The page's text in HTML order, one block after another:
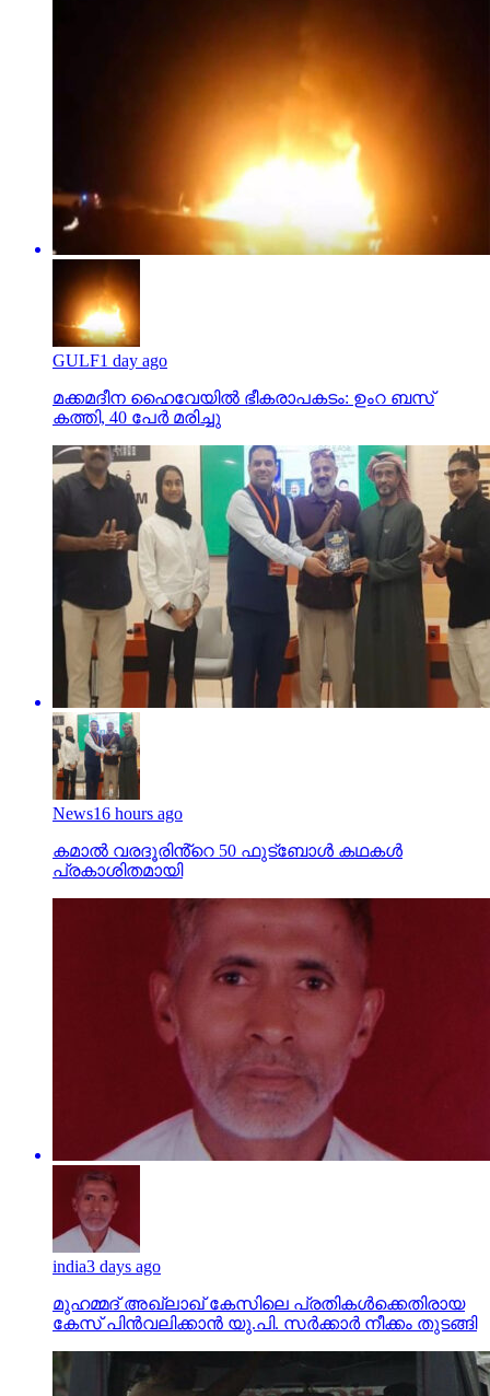
GULF1 day ago
മക്കമദീന ഹൈവേയില്‍ ഭീകരാപകടം: ഉംറ ബസ്
കത്തി, 40 പേര്‍ മരിച്ചു
News16 hours ago
കമാൽ വരദൂരിൻ്റെ 50 ഫുട്ബോൾ കഥകൾ
പ്രകാശിതമായി
india3 days ago
മുഹമ്മദ് അഖ്‌ലാഖ് കേസിലെ പ്രതികള്‍ക്കെതിരായ
കേസ് പിന്‍വലിക്കാന്‍ യു.പി. സര്‍ക്കാര്‍ നീക്കം തുടങ്ങി